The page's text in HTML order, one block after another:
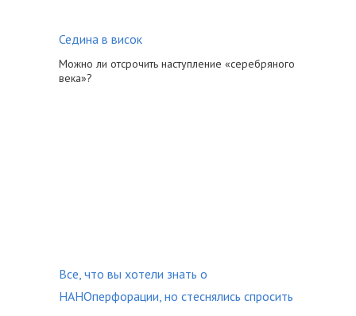
Седина в висок
Можно ли отсрочить наступление «серебряного
века»?
Все, что вы хотели знать о
НАНОперфорации, но стеснялись спросить